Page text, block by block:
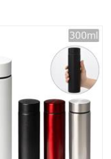
ります。パッキンは取り外し
で、洗って清潔に使えます。
緒に持っても使いやすいサイ
ーツやレジャーから、日常ア
て記念品にもオススメです。